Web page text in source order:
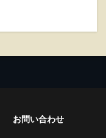
お問い合わせ